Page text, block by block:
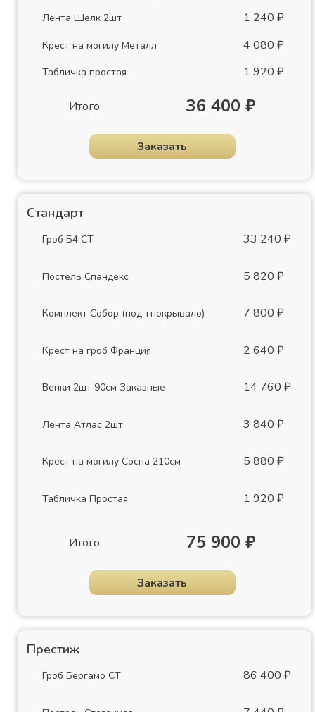
Лента Шелк 2шт 1 240 ₽
Крест на могилу Металл 4 080 ₽
Табличка простая 1 920 ₽
Итого: 36 400 ₽
Заказать
Стандарт
Гроб Б4 СТ 33 240 ₽
Постель Спандекс 5 820 ₽
Комплект Собор (под.+покрывало) 7 800 ₽
Крест на гроб Франция 2 640 ₽
Венки 2шт 90см Заказные 14 760 ₽
Лента Атлас 2шт 3 840 ₽
Крест на могилу Сосна 210см 5 880 ₽
Табличка Простая 1 920 ₽
Итого: 75 900 ₽
Заказать
Престиж
Гроб Бергамо СТ 86 400 ₽